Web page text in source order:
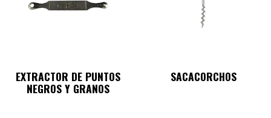
EXTRACTOR DE PUNTOS
NEGROS Y GRANOS
SACACORCHOS